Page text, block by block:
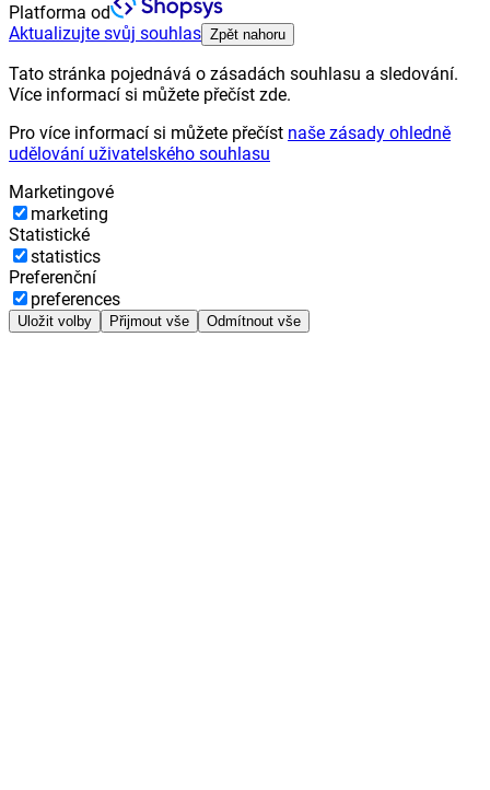
Platforma od
Aktualizujte svůj souhlas Zpět nahoru
Tato stránka pojednává o zásadách souhlasu a sledování.
Více informací si můžete přečíst zde.
Pro více informací si můžete přečíst naše zásady ohledně
udělování uživatelského souhlasu
Marketingové
marketing
Statistické
statistics
Preferenční
preferences
Uložit volby Přijmout vše Odmítnout vše